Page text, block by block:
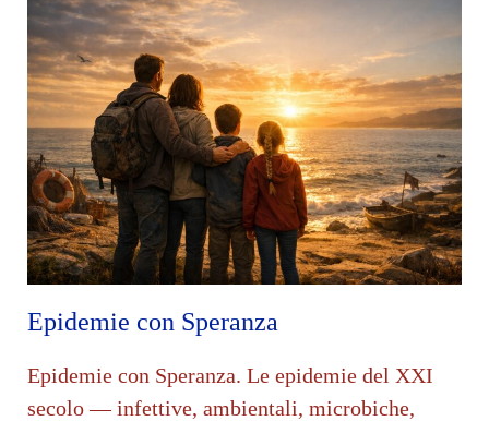
Epidemie con Speranza
Epidemie con Speranza. Le epidemie del XXI
secolo — infettive, ambientali, microbiche,